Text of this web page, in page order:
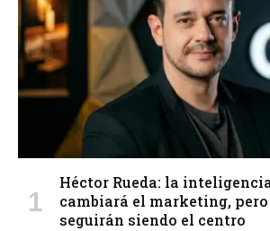
Héctor Rueda: la
cambiará el marketing,
seguirán siendo el centro